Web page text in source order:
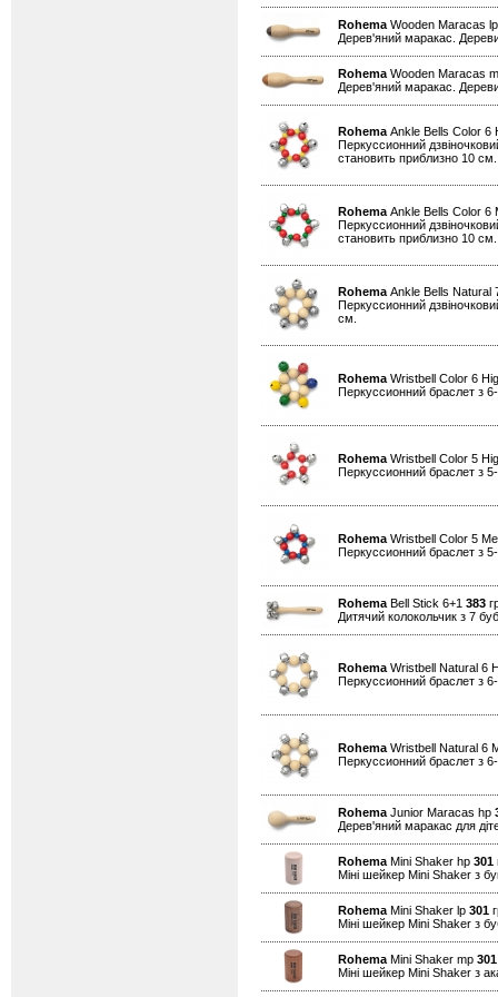
Rohema Wooden Maracas
Дерев'яний маракас.
Rohema Wooden Maracas
Дерев'яний маракас.
Rohema Ankle Bells Color 6
Перкуссионний
становить приблизно 10 см.
Rohema Ankle Bells Color 6
Перкуссионний
становить приблизно 10 см.
Rohema Ankle Bells Natural
Перкуссионний
см.
Rohema Wristbell Color 6
Перкуссионний браслет з
Rohema Wristbell Color 5
Перкуссионний браслет з
Rohema Wristbell Color 5
Перкуссионний браслет з
Rohema Bell Stick 6+1 383
Дитячий колокольчик з 7
Rohema Wristbell Natural 6
Перкуссионний браслет з
Rohema Wristbell Natural 6
Перкуссионний браслет з
Rohema Junior Maracas hp
Дерев'яний маракас для
Rohema Mini Shaker hp 301
Міні шейкер Mini Shaker з
Rohema Mini Shaker lp 301
Міні шейкер Mini Shaker з
Rohema Mini Shaker mp 301
Міні шейкер Mini Shaker з